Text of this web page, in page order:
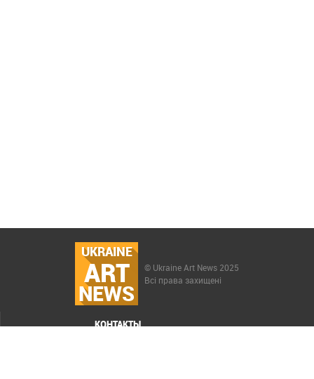
UKRAINE
ART
NEWS
© Ukraine Art News 2025
Всі права захищені
КОНТАКТЫ